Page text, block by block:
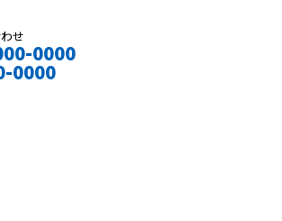
せ
0000
0000